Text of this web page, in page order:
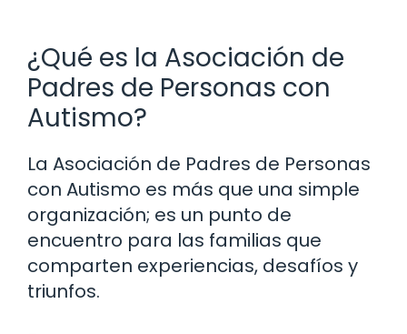
¿Qué es la Asociación de
Padres de Personas con
Autismo?
La Asociación de Padres de Personas
con Autismo es más que una simple
organización; es un punto de
encuentro para las familias que
comparten experiencias, desafíos y
triunfos.